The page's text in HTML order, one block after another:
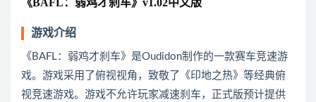
《BAFL：弱鸡才刹车》v1.02中文版
游戏介绍
《BAFL：弱鸡才刹车》是Oudidon制作的一款赛车竞速游
戏。游戏采用了俯视视角，致敬了《印地之热》等经典俯
视竞速游戏。游戏不允许玩家减速刹车，正式版预计提供